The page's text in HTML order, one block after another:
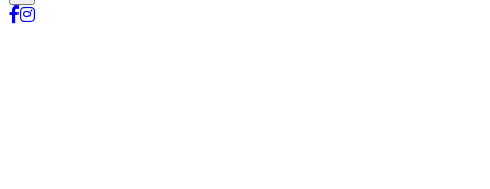
Schließen